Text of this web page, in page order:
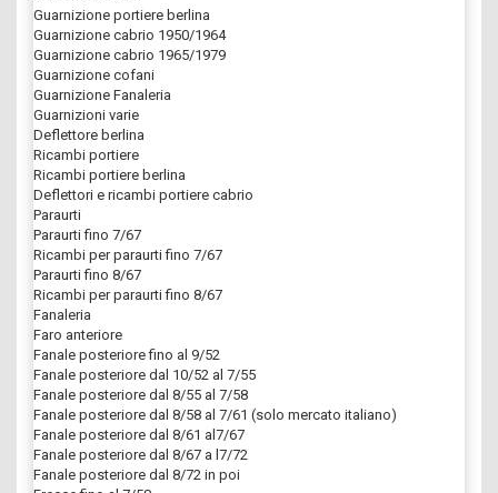
Guarnizione portiere berlina
Guarnizione cabrio 1950/1964
Guarnizione cabrio 1965/1979
Guarnizione cofani
Guarnizione Fanaleria
Guarnizioni varie
Deflettore berlina
Ricambi portiere
Ricambi portiere berlina
Deflettori e ricambi portiere cabrio
Paraurti
Paraurti fino 7/67
Ricambi per paraurti fino 7/67
Paraurti fino 8/67
Ricambi per paraurti fino 8/67
Fanaleria
Faro anteriore
Fanale posteriore fino al 9/52
Fanale posteriore dal 10/52 al 7/55
Fanale posteriore dal 8/55 al 7/58
Fanale posteriore dal 8/58 al 7/61 (solo mercato italiano)
Fanale posteriore dal 8/61 al7/67
Fanale posteriore dal 8/67 a l7/72
Fanale posteriore dal 8/72 in poi